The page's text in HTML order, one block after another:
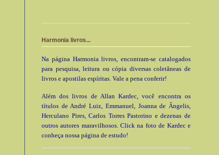
Harmonia livros...
Na página Harmonia livros, encontram-se catalogados
para pesquisa, leitura ou cópia diversas coletâneas de
livros e apostilas espíritas. Vale a pena conferir!
Além dos livros de Allan Kardec, você encontra os
títulos de André Luiz, Emmanuel, Joanna de Ângelis,
Herculano Pires, Carlos Torres Pastorino e dezenas de
outros autores maravilhosos. Click na foto de Kardec e
conheça nossa página de estudo!